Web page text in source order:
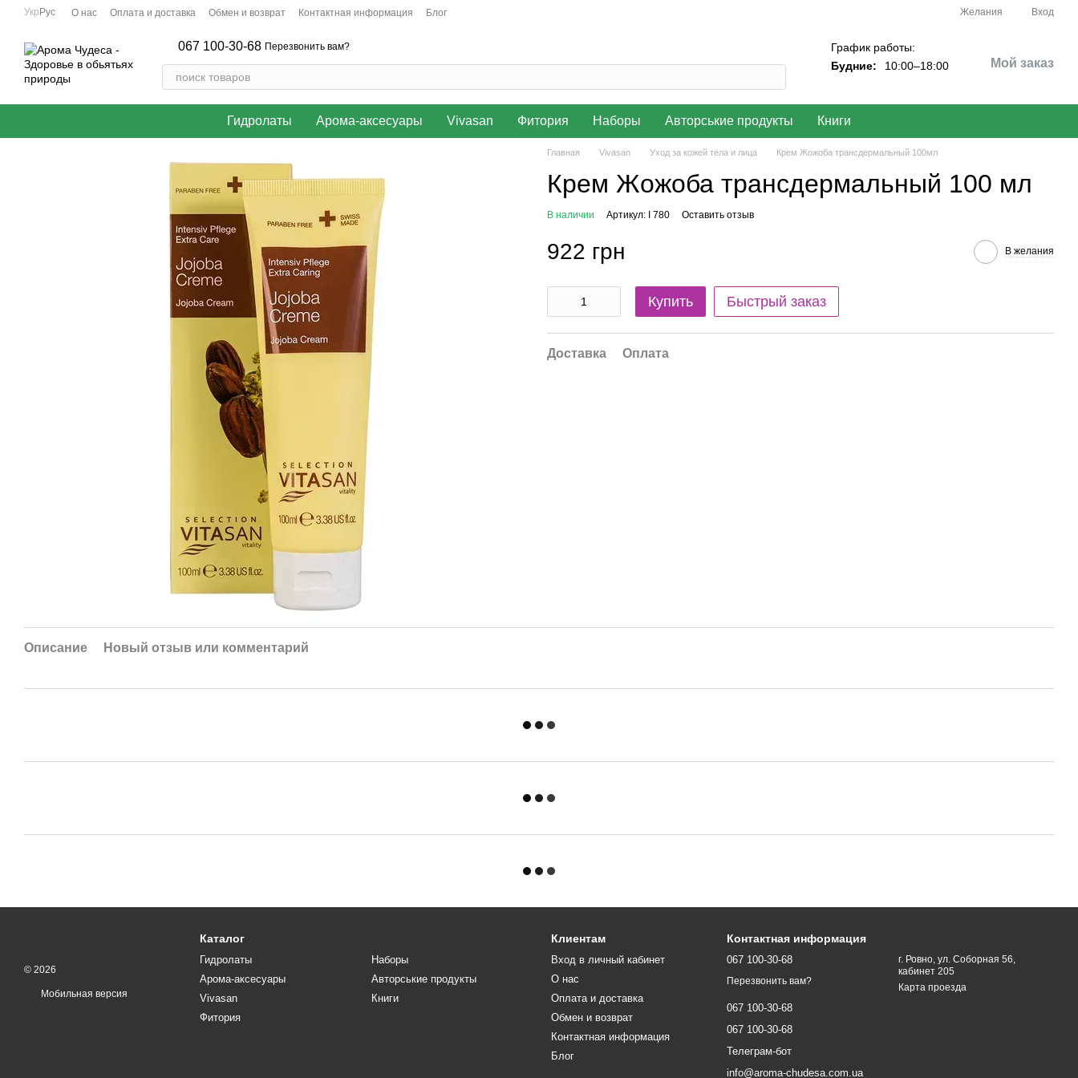
Перейти к основному контенту
Укр Рус О нас Оплата и доставка Обмен и возврат Контактная информация Блог Желания Вход
067 100-30-68 Перезвонить вам?
График работы:
Будние:
10:00–18:00 Мой заказ
Гидролаты Арома-аксесуары Vivasan Фитория Наборы Авторськие продукты Книги
Главная Vivasan Уход за кожей тела и лица Крем Жожоба трансдермальный 100мл
Крем Жожоба трансдермальный 100 мл
В наличии Артикул: I 780 Оставить отзыв
922 грн В желания
Купить Быстрый заказ
Доставка Оплата
Описание Новый отзыв или комментарий
© 2026
Мобильная версия
Каталог
Гидролаты
Арома-аксесуары
Vivasan
Фитория
Наборы
Авторськие продукты
Книги
Клиентам
Вход в личный кабинет
О нас
Оплата и доставка
Обмен и возврат
Контактная информация
Блог
Контактная информация
067 100-30-68
Перезвонить вам?
067 100-30-68
067 100-30-68
Телеграм-бот
info@aroma-chudesa.com.ua
г. Ровно, ул. Соборная 56,
кабинет 205
Карта проезда